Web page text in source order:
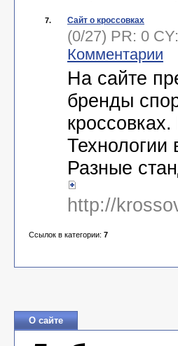
7. Сайт о кроссовках
(0/27) PR: 0
Комментарии
На сайте
бренды
Технологии
Разные
http://
Ссылок в категории: 7
О сайте